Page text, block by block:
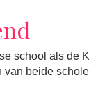
school als de
van beide